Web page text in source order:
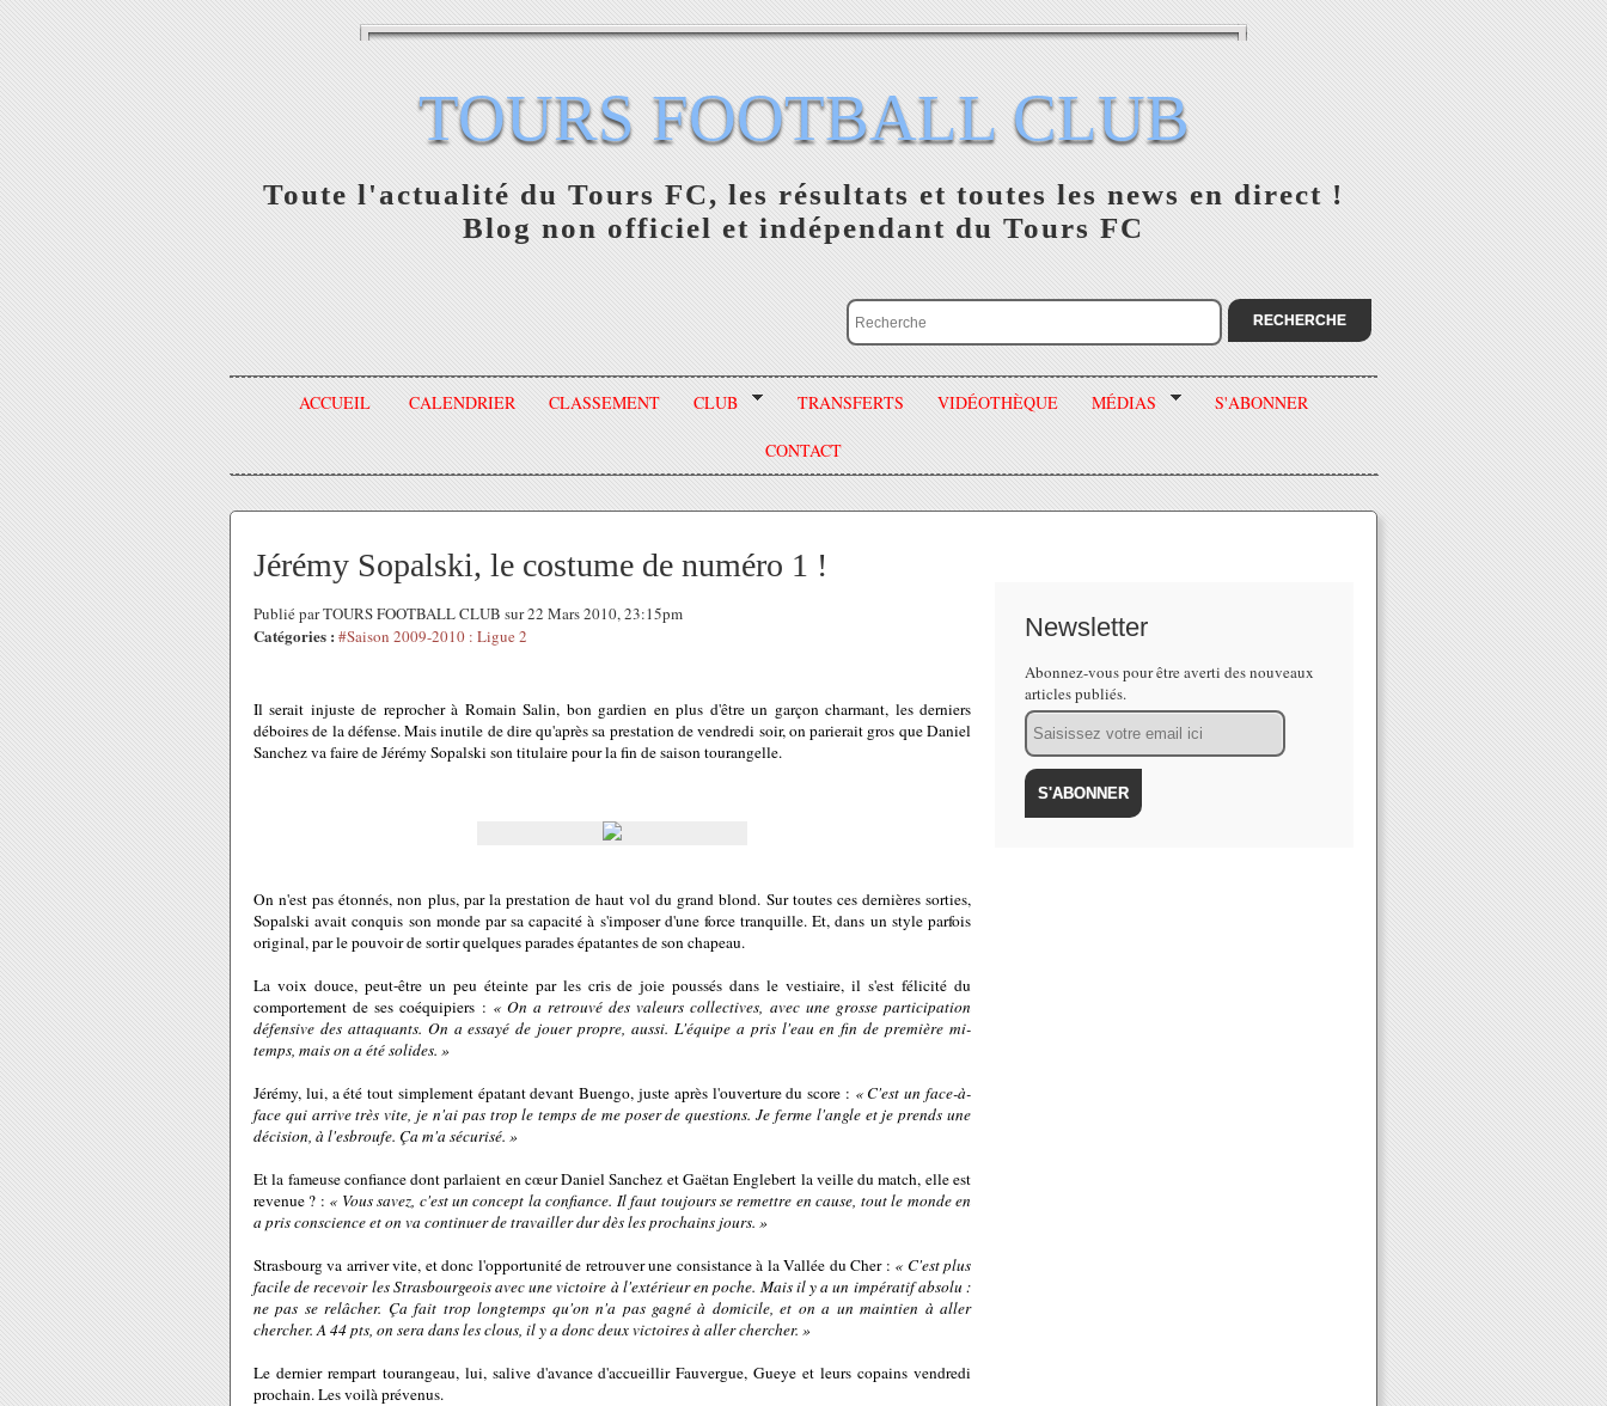
TOURS FOOTBALL CLUB
Toute l'actualité du Tours FC, les résultats et toutes les news en direct !
Blog non officiel et indépendant du Tours FC
ACCUEIL CALENDRIER CLASSEMENT CLUB TRANSFERTS VIDÉOTHÈQUE MÉDIAS S'ABONNER
CONTACT
Jérémy Sopalski, le costume de numéro 1 !
Publié par TOURS FOOTBALL CLUB sur 22 Mars 2010, 23:15pm
Catégories : #Saison 2009-2010 : Ligue 2
Il serait injuste de reprocher à Romain Salin, bon gardien en plus d'être un garçon charmant, les derniers
déboires de la défense. Mais inutile de dire qu'après sa prestation de vendredi soir, on parierait gros que Daniel
Sanchez va faire de Jérémy Sopalski son titulaire pour la fin de saison tourangelle.
On n'est pas étonnés, non plus, par la prestation de haut vol du grand blond. Sur toutes ces dernières sorties,
Sopalski avait conquis son monde par sa capacité à s'imposer d'une force tranquille. Et, dans un style parfois
original, par le pouvoir de sortir quelques parades épatantes de son chapeau.
La voix douce, peut-être un peu éteinte par les cris de joie poussés dans le vestiaire, il s'est félicité du
comportement de ses coéquipiers : « On a retrouvé des valeurs collectives, avec une grosse participation
défensive des attaquants. On a essayé de jouer propre, aussi. L'équipe a pris l'eau en fin de première mi-
temps, mais on a été solides. »
Jérémy, lui, a été tout simplement épatant devant Buengo, juste après l'ouverture du score : « C'est un face-à-
face qui arrive très vite, je n'ai pas trop le temps de me poser de questions. Je ferme l'angle et je prends une
décision, à l'esbroufe. Ça m'a sécurisé. »
Et la fameuse confiance dont parlaient en cœur Daniel Sanchez et Gaëtan Englebert la veille du match, elle est
revenue ? : « Vous savez, c'est un concept la confiance. Il faut toujours se remettre en cause, tout le monde en
a pris conscience et on va continuer de travailler dur dès les prochains jours. »
Strasbourg va arriver vite, et donc l'opportunité de retrouver une consistance à la Vallée du Cher : « C'est plus
facile de recevoir les Strasbourgeois avec une victoire à l'extérieur en poche. Mais il y a un impératif absolu :
ne pas se relâcher. Ça fait trop longtemps qu'on n'a pas gagné à domicile, et on a un maintien à aller
chercher. A 44 pts, on sera dans les clous, il y a donc deux victoires à aller chercher. »
Le dernier rempart tourangeau, lui, salive d'avance d'accueillir Fauvergue, Gueye et leurs copains vendredi
prochain. Les voilà prévenus.
Newsletter
Abonnez-vous pour être averti des nouveaux
articles publiés.
Email